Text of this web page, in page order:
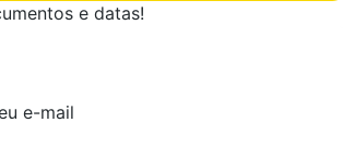
e datas!
e-mail